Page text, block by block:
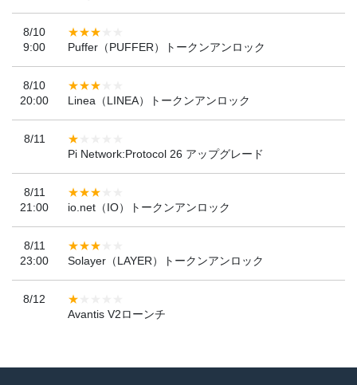
8/10
9:00
Puffer（PUFFER）トークンアンロック
8/10
20:00
Linea（LINEA）トークンアンロック
8/11
Pi Network:Protocol 26 アップグレード
8/11
21:00
io.net（IO）トークンアンロック
8/11
23:00
Solayer（LAYER）トークンアンロック
8/12
Avantis V2ローンチ